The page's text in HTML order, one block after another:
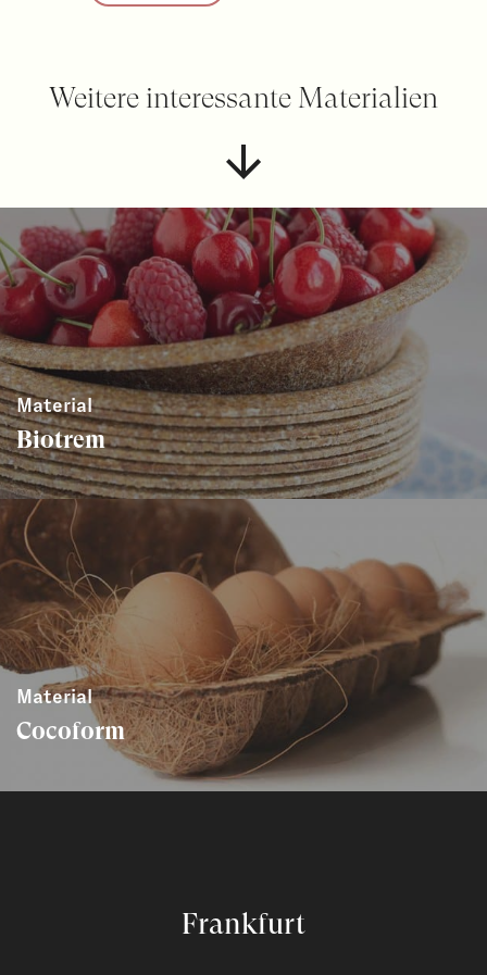
Weitere interessante Materialien
Material
Biotrem
Material
Cocoform
Frankfurt